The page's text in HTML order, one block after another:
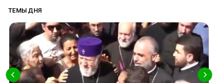
ТЕМЫ ДНЯ